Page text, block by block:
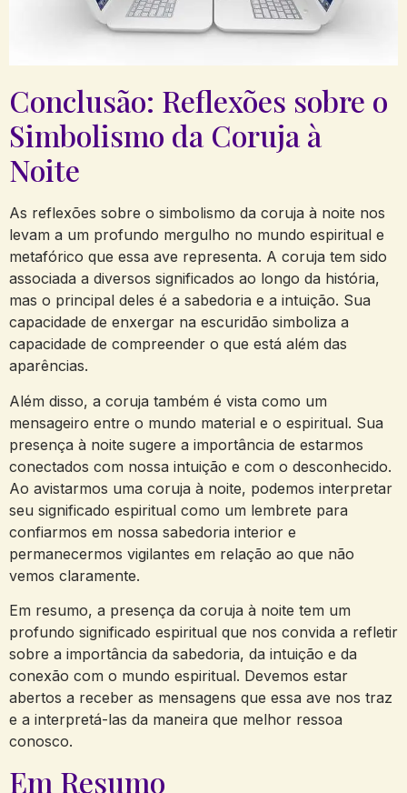
Conclusão: Reflexões sobre o
Simbolismo da Coruja à
Noite
As reflexões sobre o simbolismo da coruja à noite nos
levam a um profundo mergulho no mundo espiritual e
metafórico que essa ave representa. A coruja tem sido
associada a diversos significados ao longo da história,
mas o principal deles é a sabedoria e a intuição. Sua
capacidade de enxergar na escuridão simboliza a
capacidade de compreender o que está além das
aparências.
Além disso, a coruja também é vista como um
mensageiro entre o mundo material e o espiritual. Sua
presença à noite sugere a importância de estarmos
conectados com nossa intuição e com o desconhecido.
Ao avistarmos uma coruja à noite, podemos interpretar
seu significado espiritual como um lembrete para
confiarmos em nossa sabedoria interior e
permanecermos vigilantes em relação ao que não
vemos claramente.
Em resumo, a presença da coruja à noite tem um
profundo significado espiritual que nos convida a refletir
sobre a importância da sabedoria, da intuição e da
conexão com o mundo espiritual. Devemos estar
abertos a receber as mensagens que essa ave nos traz
e a interpretá-las da maneira que melhor ressoa
conosco.
Em Resumo